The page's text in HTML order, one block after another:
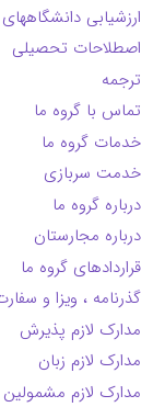
ارزشیابی
اصطلاحات تحصیلی
ترجمه
تماس با گروه ما
خدمات گروه ما
خدمت سربازی
درباره گروه ما
درباره مجارستان
قراردادهای گروه ما
گذرنامه ، ویزا و
مدارک لازم پذیرش
مدارک لازم زبان
مدارک لازم مشمولین